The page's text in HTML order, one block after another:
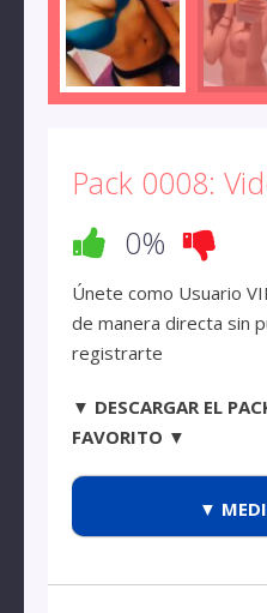
Pack 0008:
0%
Únete como Usuario
de manera directa sin
registrarte
▼ DESCARGAR EL
FAVORITO ▼
▼